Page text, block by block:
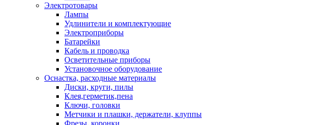
Электротовары
Лампы
Удлинители и комплектующие
Электроприборы
Батарейки
Кабель и проводка
Осветительные приборы
Установочное оборудование
Оснастка, расходные материалы
Диски, круги, пилы
Клея,герметик,пена
Ключи, головки
Метчики и плашки, держатели, клуппы
Фрезы, коронки